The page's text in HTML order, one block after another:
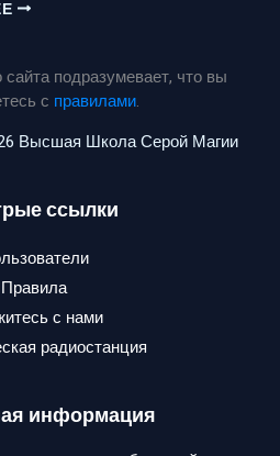
подразумевает, что вы
с правилами.
Высшая Школа Серой Магии
ссылки
Правила
с нами
радиостанция
информация